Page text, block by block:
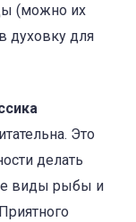
(можно их
духовку для
Это
делать
виды рыбы и